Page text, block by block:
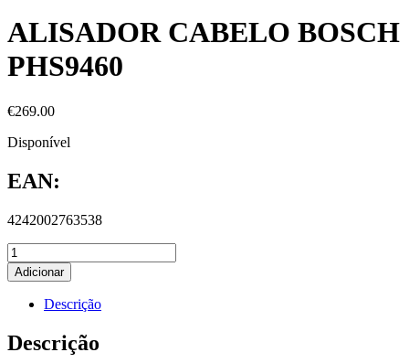
ALISADOR CABELO BOSCH
PHS9460
€269.00
Disponível
EAN:
4242002763538
Adicionar
Descrição
Descrição